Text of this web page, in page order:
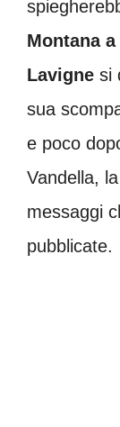
Montana a
Lavigne si
sua
e poco
Vandella,
messaggi
pubblicate.